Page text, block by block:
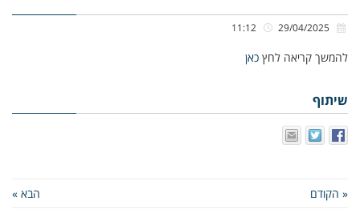
להמשך קריאה לחץ כאן
שיתוף
« הקודם הבא »